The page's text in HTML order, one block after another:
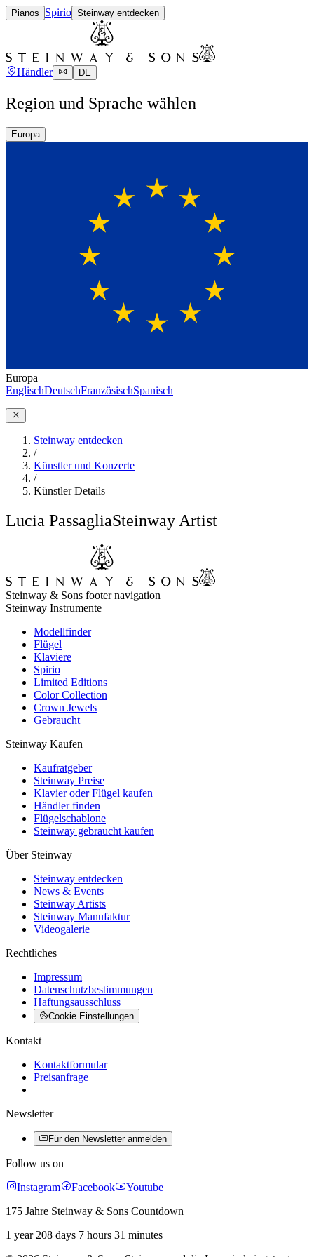
Pianos Spirio Steinway entdecken
Händler DE
Region und Sprache wählen
Europa
Europa
EnglischDeutschFranzösischSpanisch
Steinway entdecken
/
Künstler und Konzerte
/
Künstler Details
Lucia PassagliaSteinway Artist
Steinway & Sons footer navigation
Steinway Instrumente
Modellfinder
Flügel
Klaviere
Spirio
Limited Editions
Color Collection
Crown Jewels
Gebraucht
Steinway Kaufen
Kaufratgeber
Steinway Preise
Klavier oder Flügel kaufen
Händler finden
Flügelschablone
Steinway gebraucht kaufen
Über Steinway
Steinway entdecken
News & Events
Steinway Artists
Steinway Manufaktur
Videogalerie
Rechtliches
Impressum
Datenschutzbestimmungen
Haftungsausschluss
Cookie Einstellungen
Kontakt
Kontaktformular
Preisanfrage
Newsletter
Für den Newsletter anmelden
Follow us on
Instagram
Facebook
Youtube
175 Jahre Steinway & Sons Countdown
1 year 208 days 7 hours 31 minutes